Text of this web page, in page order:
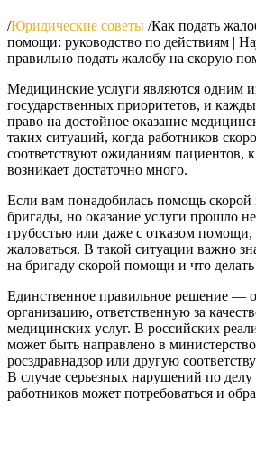
/Юридические советы /Как подать
помощи: руководство по действиям |
правильно подать жалобу на скорую
Медицинские услуги являются одним
государственных приоритетов, и
право на достойное оказание
таких ситуаций, когда работников
соответствуют ожиданиям пациентов,
возникает достаточно много.
Если вам понадобилась помощь
бригады, но оказание услуги прошло
грубостью или даже с отказом
жаловаться. В такой ситуации важно
на бригаду скорой помощи и что
Единственное правильное решение —
организацию, ответственную за
медицинских услуг. В российских
может быть направлено в
росздравнадзор или другую
В случае серьезных нарушений по
работников может потребоваться и